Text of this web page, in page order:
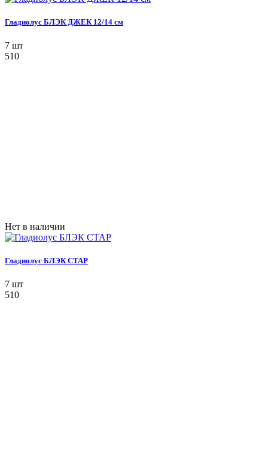
Гладиолус БЛЭК ДЖЕК 12/14 см
7 шт
510
Нет в наличии
Гладиолус БЛЭК СТАР
7 шт
510